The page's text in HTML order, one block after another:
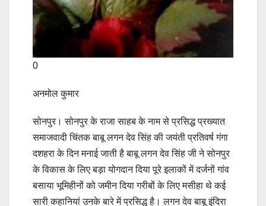
0
अनमोल कुमार
सोनपुर। सोनपुर के राजा साहब के नाम से प्रसिद्ध प्रख्यात
समाजवादी चिंतक बाबू लगन देव सिंह की जयंती प्रतिवर्ष गंगा
दशहरा के दिन मनाई जाती है बाबू लगन देव सिंह जी ने सोनपुर
के विकास के लिए बड़ा योगदान दिया पूरे इलाकों में दर्जनों गांव
बसाया भूमिहीनों को जमीन दिया गरीबों के लिए मसीहा थे कई
सारी कहानियां उनके बारे में प्रसिद्ध है। लगन देव बाबू इंदिरा